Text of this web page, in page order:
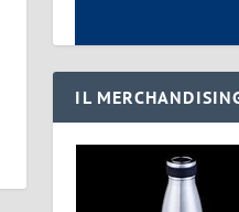
IL